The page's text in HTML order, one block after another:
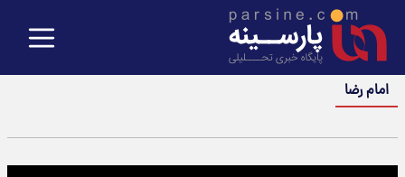
امام رضا